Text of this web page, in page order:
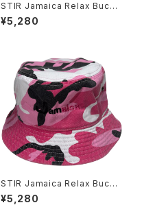
STIR Jamaica Relax Bucke
t Hat
¥5,280
STIR Jamaica Relax Bucke
t Hat
¥5,280